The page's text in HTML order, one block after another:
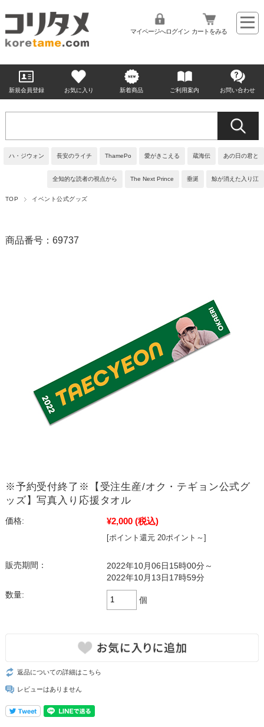
マイページへログイン カートをみる
新規会員登録 お気に入り 新着商品 ご利用案内 お問い合わせ
ハ・ジウォン 長安のライチ ThamePo 愛がきこえる 蔵海伝 あの日の君と
全知的な読者の視点から The Next Prince 垂涎 鯨が消えた入り江
TOP イベント公式グッズ
商品番号：69737
※予約受付終了※【受注生産/オク・テギョン公式グ
ッズ】写真入り応援タオル
価格: ¥2,000 (税込)
[ポイント還元 20ポイント～]
販売期間：
2022年10月06日15時00分～
2022年10月13日17時59分
数量:
個
返品についての詳細はこちら
レビューはありません